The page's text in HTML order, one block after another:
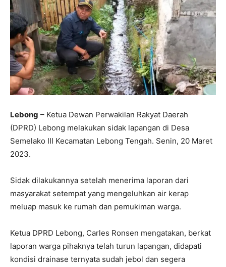
Lebong – Ketua Dewan Perwakilan Rakyat Daerah
(DPRD) Lebong melakukan sidak lapangan di Desa
Semelako III Kecamatan Lebong Tengah. Senin, 20 Maret
2023.
Sidak dilakukannya setelah menerima laporan dari
masyarakat setempat yang mengeluhkan air kerap
meluap masuk ke rumah dan pemukiman warga.
Ketua DPRD Lebong, Carles Ronsen mengatakan, berkat
laporan warga pihaknya telah turun lapangan, didapati
kondisi drainase ternyata sudah jebol dan segera